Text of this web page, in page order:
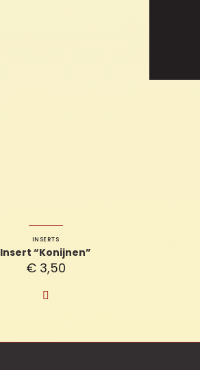
INSERTS
Insert “Konijnen”
€3,50
